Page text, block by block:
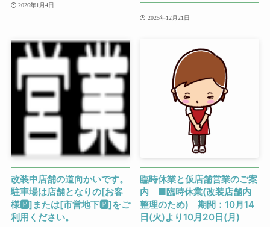
2026年1月4日
2025年12月21日
改装中店舗の道向かいです。
駐車場は店舗となりの[お客
様🅿]または[市営地下🅿]をご
利用ください。
臨時休業と仮店舗営業のご案
内 ■臨時休業(改装店舗内
整理のため) 期間：10月14
日(火)より10月20日(月)